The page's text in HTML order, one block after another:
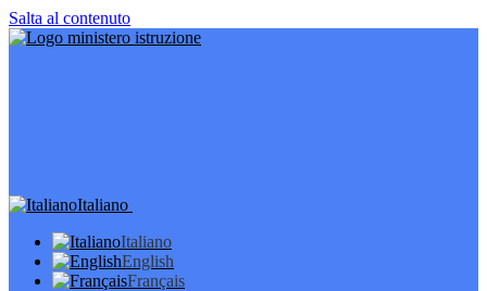
Salta al contenuto
Italiano
Italiano
English
Français